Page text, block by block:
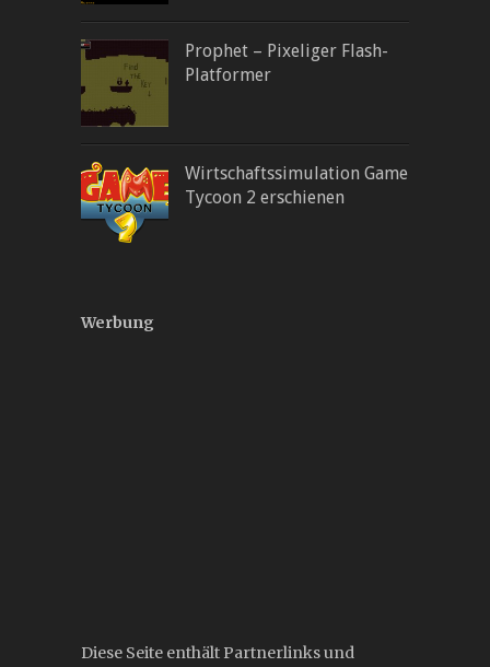
Prophet – Pixeliger Flash-
Platformer
Wirtschaftssimulation Game
Tycoon 2 erschienen
Werbung
Diese Seite enthält Partnerlinks und